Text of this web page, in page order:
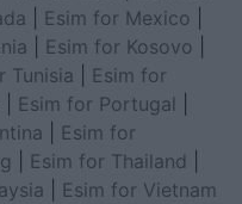
Esim for Mexico
Esim for Kosovo
Tunisia
Esim for
Esim for Portugal
Esim for
Esim for Thailand
Esim for Vietnam